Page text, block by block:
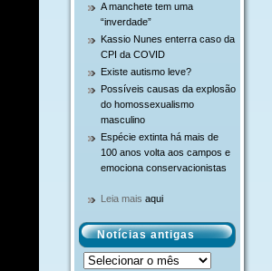
A manchete tem uma
“inverdade”
Kassio Nunes enterra caso da
CPI da COVID
Existe autismo leve?
Possíveis causas da explosão
do homossexualismo
masculino
Espécie extinta há mais de
100 anos volta aos campos e
emociona conservacionistas
Leia mais aqui
Notícias antigas
Notícias